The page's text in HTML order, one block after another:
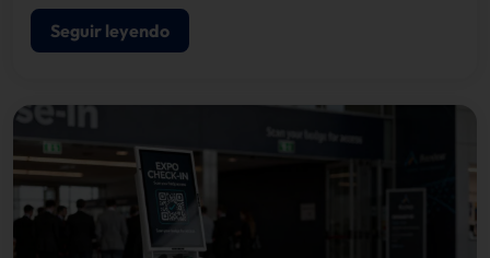
completó el recorrido de unos cinco kilómetros.
Seguir leyendo